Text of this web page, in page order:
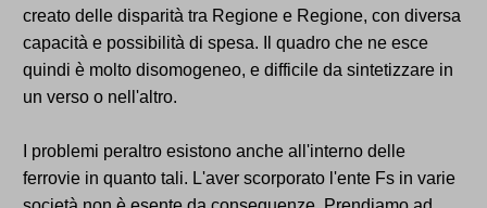
creato delle disparità tra Regione e Regione, con diversa
capacità e possibilità di spesa. Il quadro che ne esce
quindi è molto disomogeneo, e difficile da sintetizzare in
un verso o nell'altro.
I problemi peraltro esistono anche all'interno delle
ferrovie in quanto tali. L'aver scorporato l'ente Fs in varie